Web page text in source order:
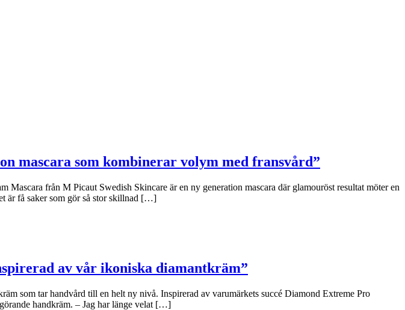
mascara som kombinerar volym med fransvård”
från M Picaut Swedish Skincare är en ny generation mascara där glamouröst resultat möter en
är få saker som gör så stor skillnad […]
av vår ikoniska diamantkräm”
som tar handvård till en helt ny nivå. Inspirerad av varumärkets succé Diamond Extreme Pro
handkräm. – Jag har länge velat […]